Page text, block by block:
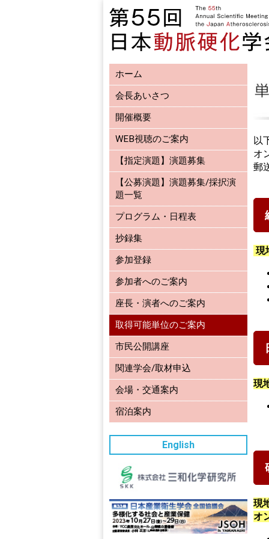
以
オ
郵
現
現
現
オ
ホーム
会長あいさつ
開催概要
WEB視聴のご案内
【指定演題】演題募集
【公募演題】演題募集/採択演
題一覧
プログラム・日程表
抄録集
参加登録
参加者へのご案内
座長・演者へのご案内
取得可能単位のご案内
市民公開講座
関連学会/取材申込
会場・交通案内
宿泊案内
English